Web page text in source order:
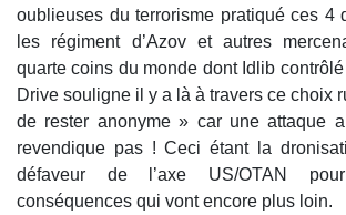
oublieuses du terrorisme pratiqué ces 4
les régiment d’Azov et autres
quarte coins du monde dont Idlib
Drive souligne il y a là à travers ce choix
de rester anonyme » car une attaque
revendique pas ! Ceci étant la
défaveur de l’axe US/OTAN
conséquences qui vont encore plus loin.